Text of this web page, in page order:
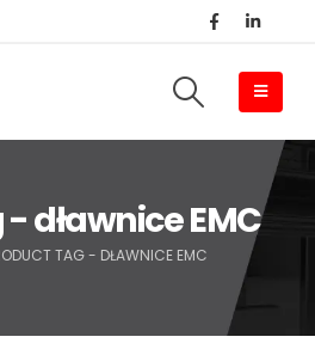
dławnice EMC
TAG - DŁAWNICE EMC